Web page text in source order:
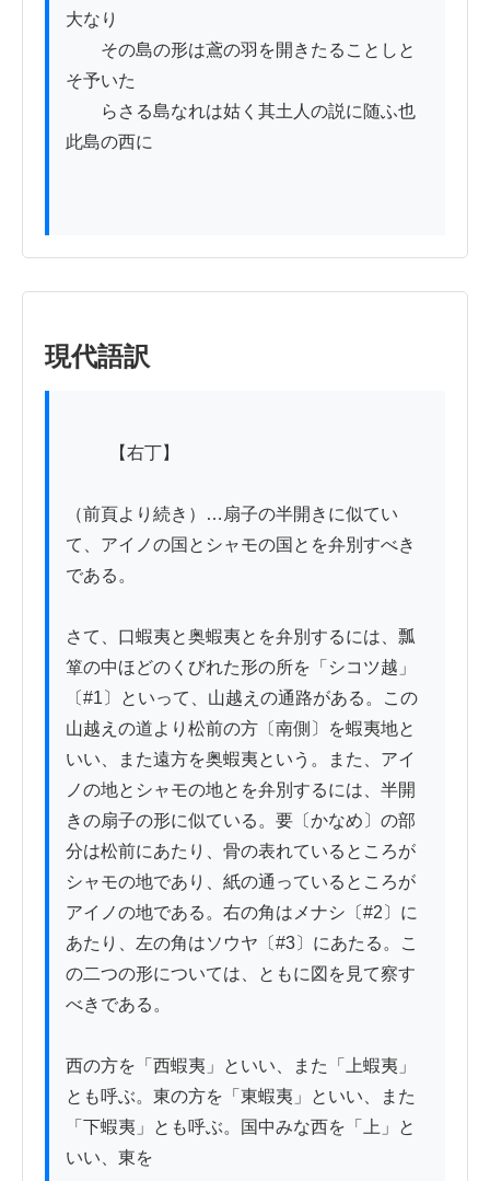
大なり
その島の形は鳶の羽を開きたることしと
そ予いた
らさる島なれは姑く其土人の説に随ふ也
此島の西に
現代語訳
（前頁より続き）…扇子の半開きに似てい
て、アイノの国とシャモの国とを弁別すべき
である。
さて、口蝦夷と奥蝦夷とを弁別するには、瓢
箪の中ほどのくびれた形の所を「シコツ越」
〔#1〕といって、山越えの通路がある。この
山越えの道より松前の方〔南側〕を蝦夷地と
いい、また遠方を奥蝦夷という。また、アイ
ノの地とシャモの地とを弁別するには、半開
きの扇子の形に似ている。要〔かなめ〕の部
分は松前にあたり、骨の表れているところが
シャモの地であり、紙の通っているところが
アイノの地である。右の角はメナシ〔#2〕に
あたり、左の角はソウヤ〔#3〕にあたる。こ
の二つの形については、ともに図を見て察す
べきである。
西の方を「西蝦夷」といい、また「上蝦夷」
とも呼ぶ。東の方を「東蝦夷」といい、また
「下蝦夷」とも呼ぶ。国中みな西を「上」と
いい、東を